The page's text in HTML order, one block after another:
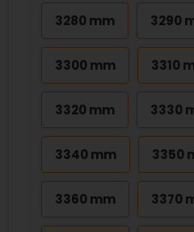
3280 mm 3290
3300 mm 3310
3320 mm 3330
3340 mm 3350
3360 mm 3370